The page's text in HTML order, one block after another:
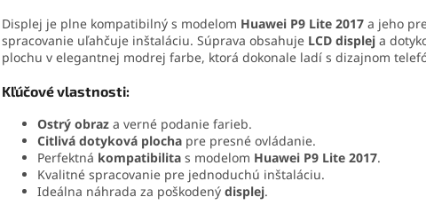
Displej je plne kompatibilný s modelom Huawei P9 Lite 2017 a jeho
spracovanie uľahčuje inštaláciu. Súprava obsahuje LCD displej a
plochu v elegantnej modrej farbe, ktorá dokonale ladí s dizajnom
Kľúčové vlastnosti:
Ostrý obraz a verné podanie farieb.
Citlivá dotyková plocha pre presné ovládanie.
Perfektná kompatibilita s modelom Huawei P9 Lite 2017.
Kvalitné spracovanie pre jednoduchú inštaláciu.
Ideálna náhrada za poškodený displej.